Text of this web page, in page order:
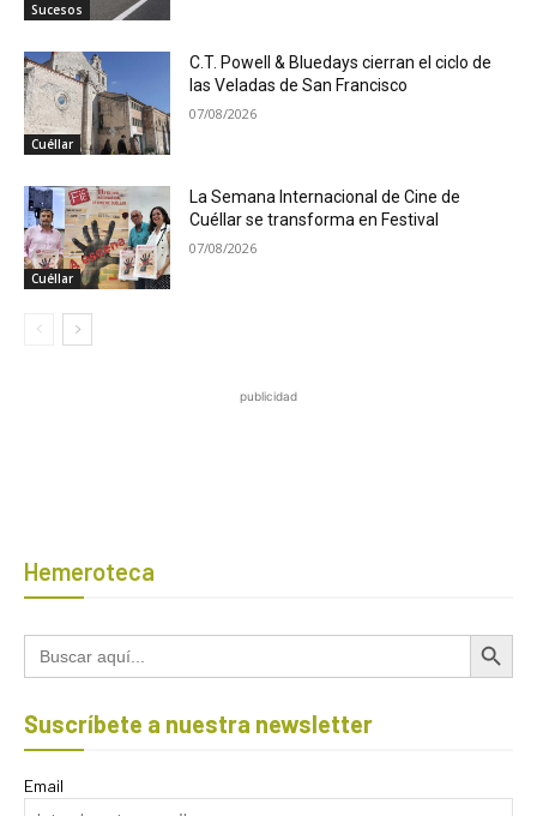
Sucesos
Cuéllar
C.T. Powell & Bluedays cierran el ciclo de
las Veladas de San Francisco
07/08/2026
Cuéllar
La Semana Internacional de Cine de
Cuéllar se transforma en Festival
07/08/2026
publicidad
Hemeroteca
Buscar: Botón de
Suscríbete a nuestra newsletter
Email